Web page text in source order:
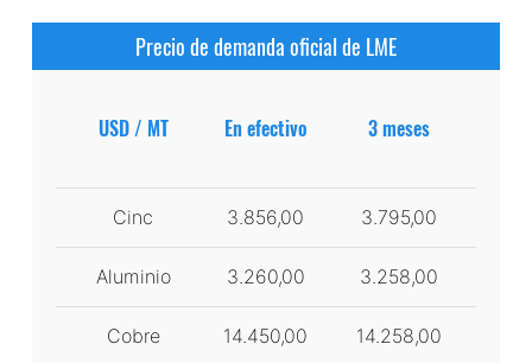
Precio de demanda oficial de LME
USD / MT En efectivo 3 meses
Cinc 3.856,00 3.795,00
Aluminio 3.260,00 3.258,00
Cobre 14.450,00 14.258,00